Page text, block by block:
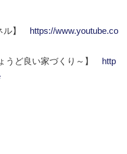
ル】
https://www.youtube.co
うど良い家づくり～】
http